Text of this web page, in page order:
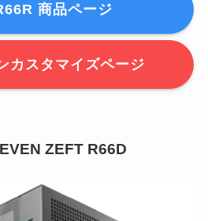
商品ページ
カスタマイズページ
ZEFT R66D